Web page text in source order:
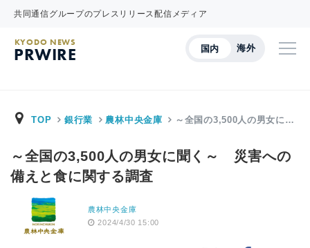
共同通信グループのプレスリリース配信メディア
国内 海外
KYODO NEWS
PRWIRE
TOP 銀行業 農林中央金庫 ～全国の3,500人の男女に…
～全国の3,500人の男女に聞く～ 災害への
備えと食に関する調査
農林中央金庫
2024/4/30 15:00